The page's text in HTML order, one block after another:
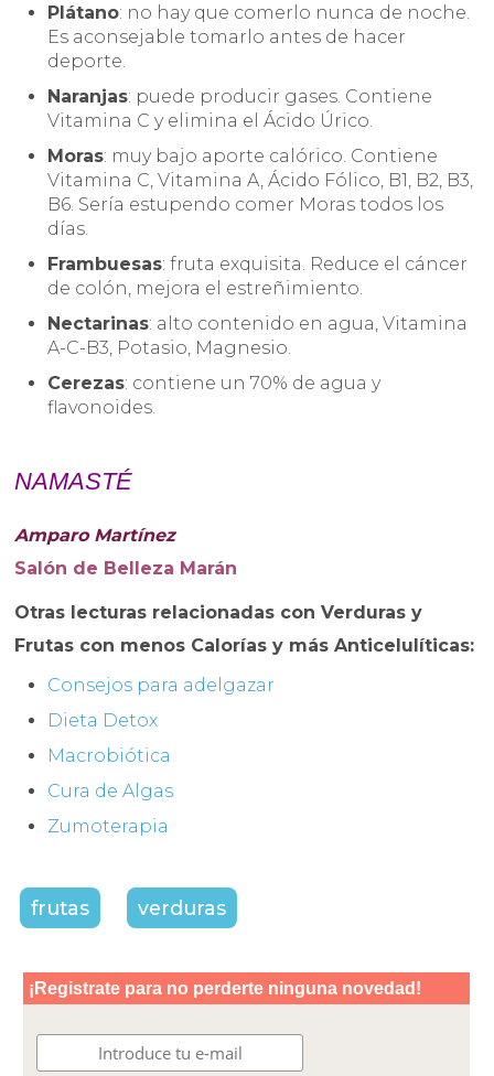
Plátano: no hay que comerlo nunca de noche.
Es aconsejable tomarlo antes de hacer
deporte.
Naranjas: puede producir gases. Contiene
Vitamina C y elimina el Ácido Úrico.
Moras: muy bajo aporte calórico. Contiene
Vitamina C, Vitamina A, Ácido Fólico, B1, B2, B3,
B6. Sería estupendo comer Moras todos los
días.
Frambuesas: fruta exquisita. Reduce el cáncer
de colón, mejora el estreñimiento.
Nectarinas: alto contenido en agua, Vitamina
A-C-B3, Potasio, Magnesio.
Cerezas: contiene un 70% de agua y
flavonoides.
NAMASTÉ
Amparo Martínez
Salón de Belleza Marán
Otras lecturas relacionadas con Verduras y
Frutas con menos Calorías y más Anticelulíticas:
Consejos para adelgazar
Dieta Detox
Macrobiótica
Cura de Algas
Zumoterapia
frutas verduras